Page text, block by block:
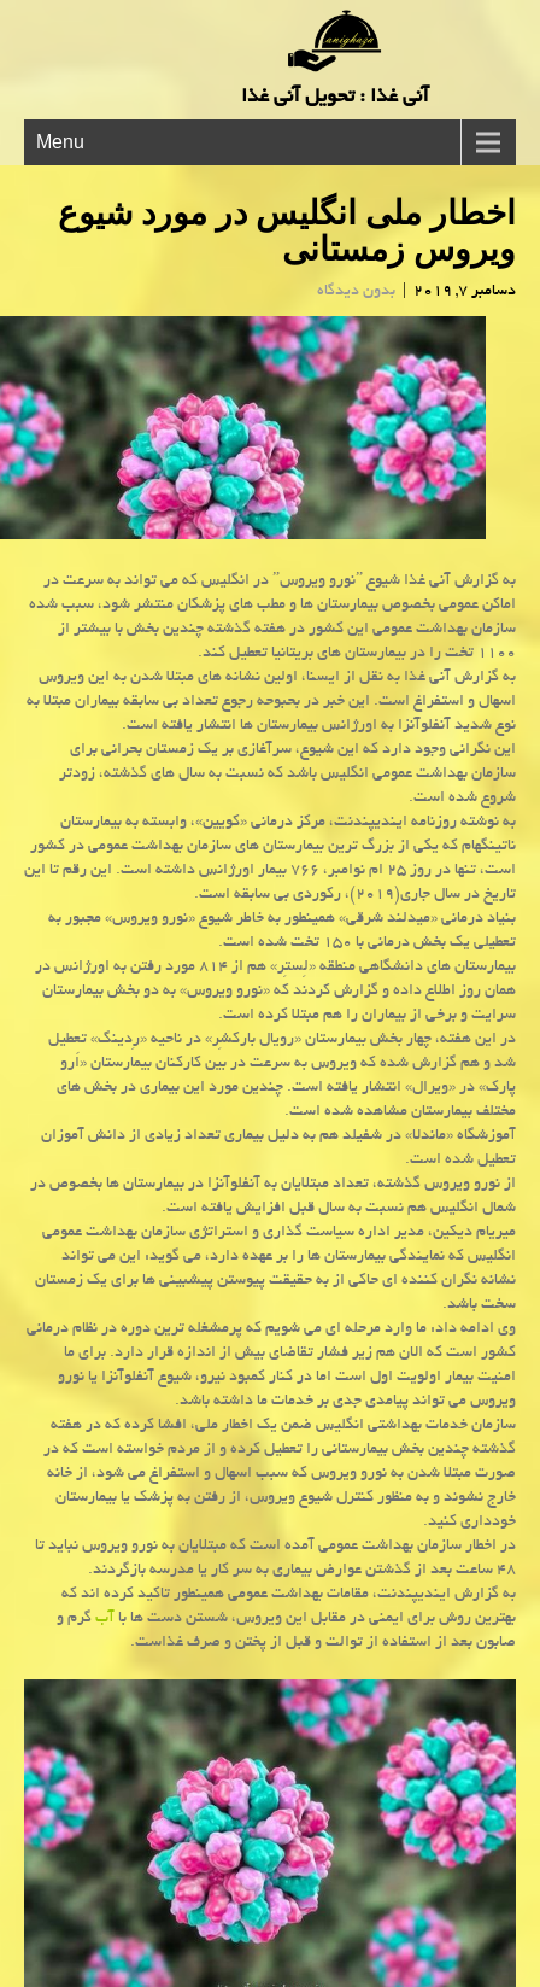
آنی غذا : تحویل آنی غذا
Menu
اخطار ملی انگلیس در مورد شیوع
ویروس زمستانی
دسامبر 7, 2019 | بدون دیدگاه
به گزارش آنی غذا شیوع ˮنورو ویروسˮ در انگلیس كه می تواند به سرعت در
اماكن عمومی بخصوص بیمارستان ها و مطب های پزشكان منتشر شود، سبب شده
سازمان بهداشت عمومی این كشور در هفته گذشته چندین بخش با بیشتر از
۱۱۰۰ تخت را در بیمارستان های بریتانیا تعطیل كند.
به گزارش آنی غذا به نقل از ایسنا، اولین نشانه های مبتلا شدن به این ویروس
اسهال و استفراغ است. این خبر در بحبوحه رجوع تعداد بی سابقه بیماران مبتلا به
نوع شدید آنفلوآنزا به اورژانس بیمارستان ها انتشار یافته است.
این نگرانی وجود دارد كه این شیوع، سرآغازی بر یك زمستان بحرانی برای
سازمان بهداشت عمومی انگلیس باشد كه نسبت به سال های گذشته، زودتر
شروع شده است.
به نوشته روزنامه ایندیپندنت، مركز درمانی «كویین»، وابسته به بیمارستان
ناتینگهام كه یكی از بزرگ ترین بیمارستان های سازمان بهداشت عمومی در كشور
است، تنها در روز ۲۵ ام نوامبر، ۷۶۶ بیمار اورژانس داشته است. این رقم تا این
تاریخ در سال جاری(۲۰۱۹)، ركوردی بی سابقه است.
بنیاد درمانی «میدلند شرقی» همینطور به خاطر شیوع «نورو ویروس» مجبور به
تعطیلی یك بخش درمانی با ۱۵۰ تخت شده است.
بیمارستان های دانشگاهی منطقه «لِستِر» هم از ۸۱۴ مورد رفتن به اورژانس در
همان روز اطلاع داده و گزارش كردند كه «نورو ویروس» به دو بخش بیمارستان
سرایت و برخی از بیماران را هم مبتلا كرده است.
در این هفته، چهار بخش بیمارستان «رویال باركشِر» در ناحیه «رِدینگ» تعطیل
شد و هم گزارش شده كه ویروس به سرعت در بین كاركنان بیمارستان «اَرو
پارك» در «ویرال» انتشار یافته است. چندین مورد این بیماری در بخش های
مختلف بیمارستان مشاهده شده است.
آموزشگاه «ماندلا» در شفیلد هم به دلیل بیماری تعداد زیادی از دانش آموزان
تعطیل شده است.
از نورو ویروس گذشته، تعداد مبتلایان به آنفلوآنزا در بیمارستان ها بخصوص در
شمال انگلیس هم نسبت به سال قبل افزایش یافته است.
میریام دیكین، مدیر اداره سیاست گذاری و استراتژی سازمان بهداشت عمومی
انگلیس كه نمایندگی بیمارستان ها را بر عهده دارد، می گوید: این می تواند
نشانه نگران كننده ای حاكی از به حقیقت پیوستن پیشبینی ها برای یك زمستان
سخت باشد.
وی ادامه داد: ما وارد مرحله ای می شویم كه پرمشغله ترین دوره در نظام درمانی
كشور است كه الان هم زیر فشار تقاضای بیش از اندازه قرار دارد. برای ما
امنیت بیمار اولویت اول است اما در كنار كمبود نیرو، شیوع آنفلوآنزا یا نورو
ویروس می تواند پیامدی جدی بر خدمات ما داشته باشد.
سازمان خدمات بهداشتی انگلیس ضمن یك اخطار ملی، افشا كرده كه در هفته
گذشته چندین بخش بیمارستانی را تعطیل كرده و از مردم خواسته است كه در
صورت مبتلا شدن به نورو ویروس كه سبب اسهال و استفراغ می شود، از خانه
خارج نشوند و به منظور كنترل شیوع ویروس، از رفتن به پزشك یا بیمارستان
خودداری كنید.
در اخطار سازمان بهداشت عمومی آمده است كه مبتلایان به نورو ویروس نباید تا
۴۸ ساعت بعد از گذشتن عوارض بیماری به سر كار یا مدرسه بازگردند.
به گزارش ایندیپندنت، مقامات بهداشت عمومی همینطور تاكید كرده اند كه
بهترین روش برای ایمنی در مقابل این ویروس، شستن دست ها باآبگرم و
صابون بعد از استفاده از توالت و قبل از پختن و صرف غذاست.